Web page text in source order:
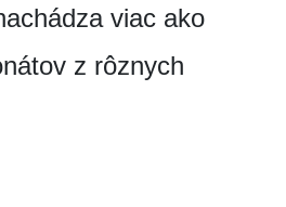
viac ako
z rôznych